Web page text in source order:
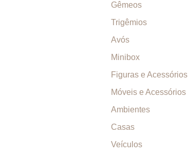
Gêmeos
Trigêmios
Avós
Minibox
Figuras e Acessórios
Móveis e Acessórios
Ambientes
Casas
Veículos